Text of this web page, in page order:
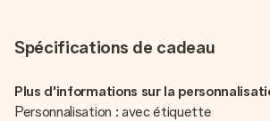
Spécifications de cadeau
Plus d'informations sur la
Personnalisation : avec étiquette